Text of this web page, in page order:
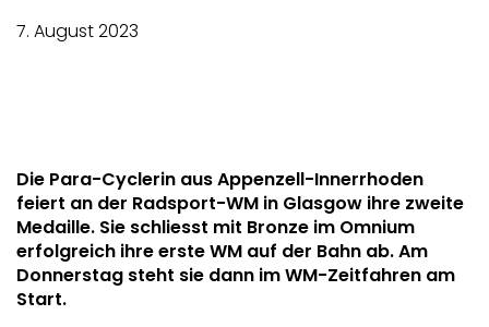
7. August 2023
Die Para-Cyclerin aus Appenzell-Innerrhoden
feiert an der Radsport-WM in Glasgow ihre zweite
Medaille. Sie schliesst mit Bronze im Omnium
erfolgreich ihre erste WM auf der Bahn ab. Am
Donnerstag steht sie dann im WM-Zeitfahren am
Start.